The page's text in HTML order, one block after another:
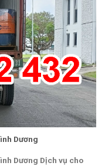
Dương
Dương Dịch vụ cho